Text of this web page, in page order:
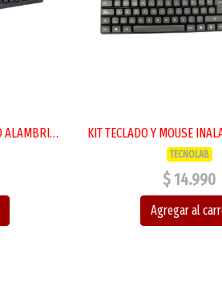
KIT TECLADO + MOUSE PHILCO ALAMBRICO USB
TECNOLAB
$ 14.990
Agregar al